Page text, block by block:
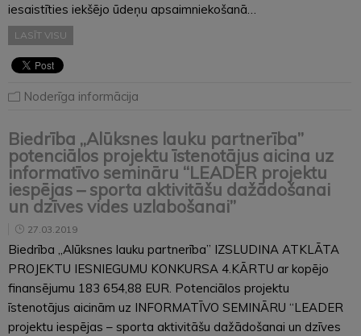
iesaistīties iekšējo ūdeņu apsaimniekošanā…
LASĪT VISU
Noderīga informācija
Biedrība „Alūksnes lauku partnerība”
potenciālos projektu īstenotājus aicina uz
informatīvo semināru “LEADER projektu
iespējas – sporta aktivitāšu dažādošanai
un dzīves vides uzlabošanai”
27.03.2019
Biedrība „Alūksnes lauku partnerība” IZSLUDINA ATKLĀTA
PROJEKTU IESNIEGUMU KONKURSA 4.KĀRTU ar kopējo
finansējumu 183 654,88 EUR. Potenciālos projektu
īstenotājus aicinām uz INFORMATĪVO SEMINĀRU “LEADER
projektu iespējas – sporta aktivitāšu dažādošanai un dzīves